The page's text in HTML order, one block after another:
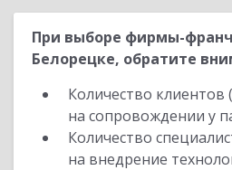
При выборе фирмы-
Белорецке, обратите
Количество
на сопровождении у
Количество
на внедрение